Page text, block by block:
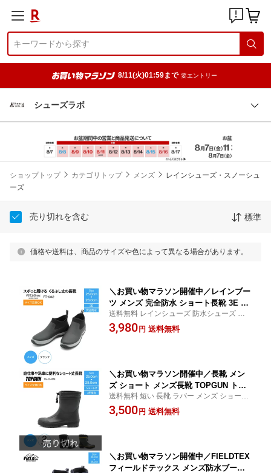
8/11(火)01:59まで 要エントリー
シューズラボ
ショップトップ カテゴリトップ メンズ
レインシューズ・スノーシュ
ーズ
売り切れを含む 標準
価格や送料は、商品のサイズや色によって異なる場合があります。
＼お買い物マラソン開催中／レインブー
ツ メンズ 完全防水 ショート長靴 3E FI
ELDTEX フィールドテックス FT-1342
靴 防水 レインシューズ メンズレインブ
送料無料 レインシューズ 防水シューズ メ
ンズ 防水ブーツ 3E 完全防水 ショートレイ
ンブーツ メンズレインブーツ ちょい履き
3,980 円 送料無料
＼お買い物マラソン開催中／長靴 メン
ズ ショート メンズ長靴 TOPGUN トッ
プガン TG-1346M ショート長靴 ショー
ト丈長靴 メンズ ショート丈 3e相当 防
送料無料 短い 長靴 ラバー メンズ ショート
丈 長くつ 短め フード付き 短い長靴 ズボン
が 収まる 出ない 水仕事 農作業 ガーデニン
3,500 円 送料無料
＼お買い物マラソン開催中／FIELDTEX
フィールドテックス メンズ防水ブーツ